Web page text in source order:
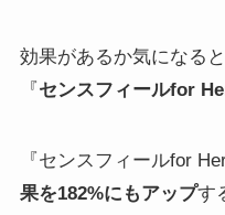
効果があるか気になる
『センスフィールfor
『センスフィールfor
果を182%にもアップす